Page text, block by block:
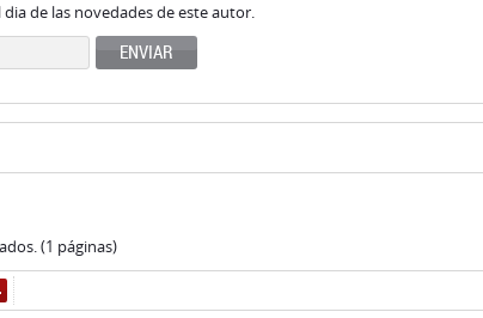
de las novedades de este autor.
ENVIAR
(1 páginas)
ORDENAR